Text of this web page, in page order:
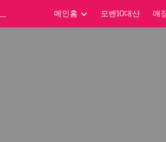
Skip to main content
㈜오섹시코리아 - 오섹시몰 - 이벤트용품 파트너 메인홈 모밴10대산 매